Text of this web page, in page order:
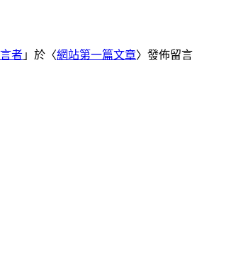
者 」於〈網站第一篇文章〉發佈留言